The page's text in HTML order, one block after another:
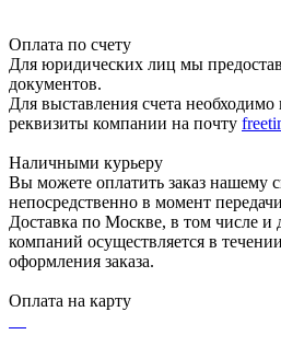
Оплата по счету
Для юридических лиц мы
документов.
Для выставления счета необходимо
реквизиты компании на почту
Наличными курьеру
Вы можете оплатить заказ нашему
непосредственно в момент
Доставка по Москве, в том числе и
компаний осуществляется в
оформления заказа.
Оплата на карту